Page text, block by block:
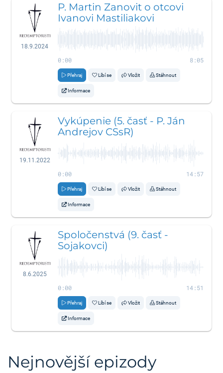
18.9.2024
P. Martin Zanovit o otcovi
Ivanovi Mastiliakovi
0:00 8:05
Přehraj Líbí se Vložit Stáhnout
Informace
19.11.2022
Vykúpenie (5. časť - P. Ján
Andrejov CSsR)
0:00 14:57
Přehraj Líbí se Vložit Stáhnout
Informace
8.6.2025
Spoločenstvá (9. časť -
Sojakovci)
0:00 14:51
Přehraj Líbí se Vložit Stáhnout
Informace
Nejnovější epizody